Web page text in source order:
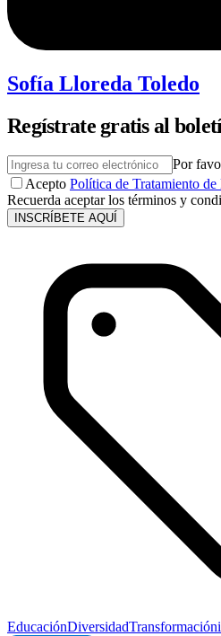
Sofía Lloreda Toledo
Regístrate gratis al
Por
Acepto Política de Tratamiento de
Recuerda aceptar los términos y
INSCRÍBETE AQUÍ
EducaciónDiversidadTransformación